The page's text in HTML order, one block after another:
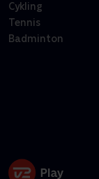
Cykling
Tennis
Badminton